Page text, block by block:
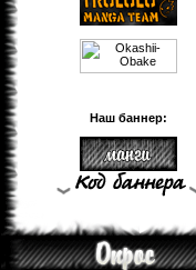
Наш баннер: